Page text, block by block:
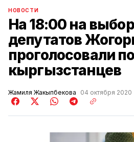
НОВОСТИ
На 18:00 на
депутатов
проголосовали
кыргызстанцев
Жамиля Жакыпбекова 04 октября 2020